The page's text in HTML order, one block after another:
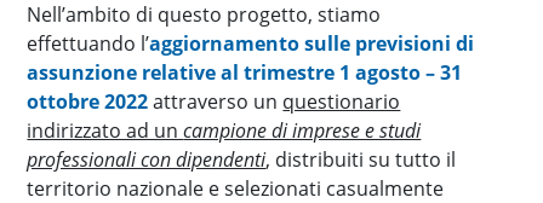
Nell’ambito di questo progetto, stiamo
effettuando l’aggiornamento sulle previsioni di
assunzione relative al trimestre 1 agosto – 31
ottobre 2022attraverso un questionario
indirizzato ad uncampione di imprese e studi
professionali con dipendenti, distribuiti su tutto il
territorio nazionale e selezionati casualmente